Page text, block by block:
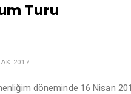
Turu
2017
döneminde 16 Nisan